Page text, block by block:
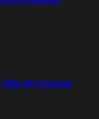
Slip On Conical